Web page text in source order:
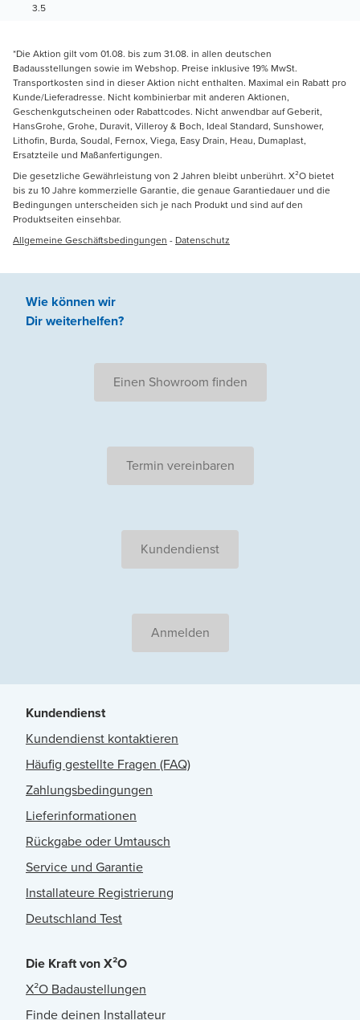
3.5
*Die Aktion gilt vom 01.08. bis zum 31.08. in allen deutschen
Badausstellungen sowie im Webshop. Preise inklusive 19% MwSt.
Transportkosten sind in dieser Aktion nicht enthalten. Maximal ein Rabatt pro
Kunde/Lieferadresse. Nicht kombinierbar mit anderen Aktionen,
Geschenkgutscheinen oder Rabattcodes. Nicht anwendbar auf Geberit,
HansGrohe, Grohe, Duravit, Villeroy & Boch, Ideal Standard, Sunshower,
Lithofin, Burda, Soudal, Fernox, Viega, Easy Drain, Heau, Dumaplast,
Ersatzteile und Maßanfertigungen.
Die gesetzliche Gewährleistung von 2 Jahren bleibt unberührt. X²O bietet
bis zu 10 Jahre kommerzielle Garantie, die genaue Garantiedauer und die
Bedingungen unterscheiden sich je nach Produkt und sind auf den
Produktseiten einsehbar.
Allgemeine Geschäftsbedingungen - Datenschutz
Wie können wir
Dir weiterhelfen?
Einen Showroom finden
Termin vereinbaren
Kundendienst
Anmelden
Kundendienst
Kundendienst kontaktieren
Häufig gestellte Fragen (FAQ)
Zahlungsbedingungen
Lieferinformationen
Rückgabe oder Umtausch
Service und Garantie
Installateure Registrierung
Deutschland Test
Die Kraft von X²O
X²O Badaustellungen
Finde deinen Installateur